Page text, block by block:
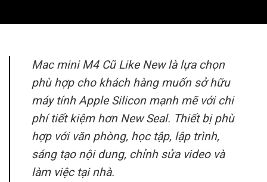
Mac mini M4 Cũ Like New là lựa chọn
phù hợp cho khách hàng muốn sở hữu
máy tính Apple Silicon mạnh mẽ với chi
phí tiết kiệm hơn New Seal. Thiết bị phù
hợp với văn phòng, học tập, lập trình,
sáng tạo nội dung, chỉnh sửa video và
làm việc tại nhà.